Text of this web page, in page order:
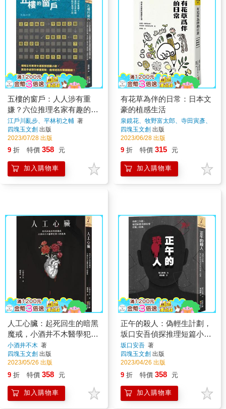
五樓的窗戶：人人涉有重
嫌？六位推理名家有趣的接
龍式推理小說
江戶川亂步、平林初之輔 著
四塊玉文創 出版
2023/07/28 出版
9 折 特價 358 元
加入購物車
有花草為伴的日常：日本文
豪的植感生活
泉鏡花、牧野富太郎、寺田寅彥、
岡本加乃子 著
四塊玉文創 出版
2023/06/28 出版
9 折 特價 315 元
加入購物車
人工心臟：起死回生的暗黑
魔戒，小酒井不木醫學犯罪
小說選集
小酒井不木 著
四塊玉文創 出版
2023/05/26 出版
9 折 特價 358 元
加入購物車
正午的殺人：偽輕生計劃，
坂口安吾偵探推理短篇小說
集
坂口安吾 著
四塊玉文創 出版
2023/04/26 出版
9 折 特價 358 元
加入購物車